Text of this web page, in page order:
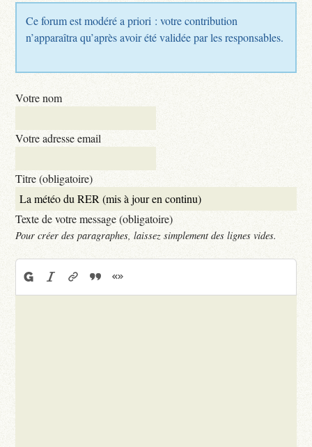
Ce forum est modéré a priori : votre contribution
n’apparaîtra qu’après avoir été validée par les responsables.
Votre nom
Votre adresse email
Titre (obligatoire)
Texte de votre message (obligatoire)
Pour créer des paragraphes, laissez simplement des lignes vides.